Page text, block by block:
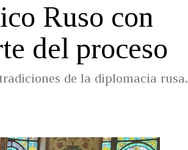
Ruso con
del proceso
de la diplomacia rusa.